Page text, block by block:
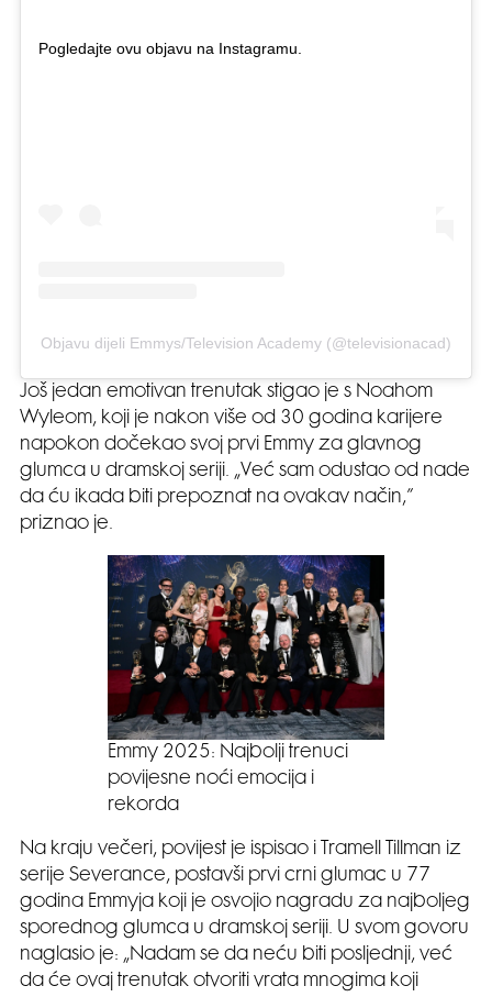
Pogledajte ovu objavu na Instagramu.
Objavu dijeli Emmys/Television Academy (@televisionacad)
Još jedan emotivan trenutak stigao je s Noahom
Wyleom, koji je nakon više od 30 godina karijere
napokon dočekao svoj prvi Emmy za glavnog
glumca u dramskoj seriji. „Već sam odustao od nade
da ću ikada biti prepoznat na ovakav način,”
priznao je.
Emmy 2025: Najbolji trenuci
povijesne noći emocija i
rekorda
Na kraju večeri, povijest je ispisao i Tramell Tillman iz
serije Severance, postavši prvi crni glumac u 77
godina Emmyja koji je osvojio nagradu za najboljeg
sporednog glumca u dramskoj seriji. U svom govoru
naglasio je: „Nadam se da neću biti posljednji, već
da će ovaj trenutak otvoriti vrata mnogima koji